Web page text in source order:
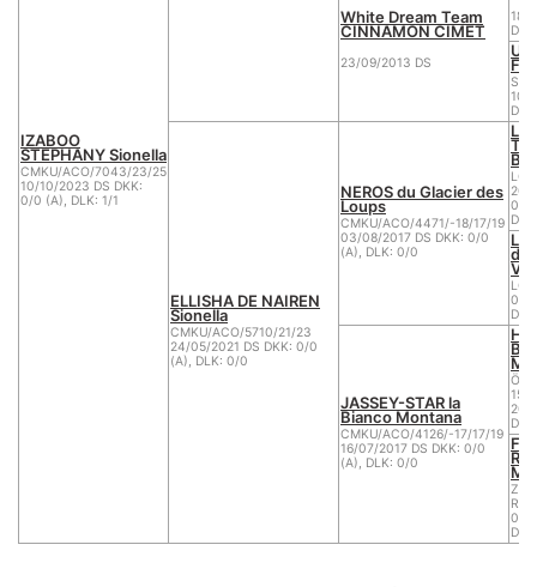
IZABOO
STEPHANY Sionella
CMKU/ACO/7043/23/25
10/10/2023 DS DKK:
0/0 (A), DLK: 1/1
White Dream Team
CINNAMON CIMET
23/09/2013 DS
18/
10/
ELLISHA DE NAIREN
Sionella
CMKU/ACO/5710/21/23
24/05/2021 DS DKK: 0/0
(A), DLK: 0/0
NEROS du Glacier des
Loups
CMKU/ACO/4471/-18/17/19
03/08/2017 DS DKK: 0/0
(A), DLK: 0/0
07/
du
09/
JASSEY-STAR la
Bianco Montana
CMKU/ACO/4126/-17/17/19
16/07/2017 DS DKK: 0/0
(A), DLK: 0/0
20/
Z
04/